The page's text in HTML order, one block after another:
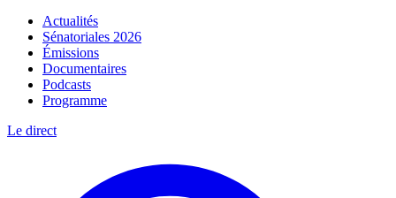
Actualités
Sénatoriales 2026
Émissions
Documentaires
Podcasts
Programme
Le direct